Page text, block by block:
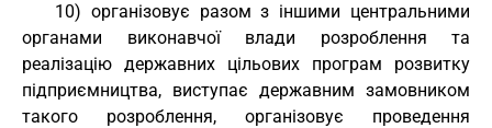
10) організовує разом з іншими центральними
органами виконавчої влади розроблення та
реалізацію державних цільових програм розвитку
підприємництва, виступає державним замовником
такого розроблення, організовує проведення